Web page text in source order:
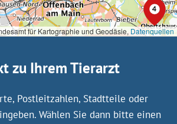
für Kartographie und Geodäsie, Datenquellen
zu Ihrem Tierarzt
Postleitzahlen, Stadtteile oder
Wählen Sie dann bitte einen